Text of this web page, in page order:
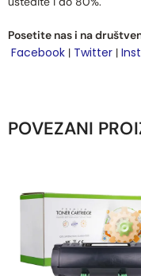
Posetite nas i na
Facebook | Twitter |
POVEZANI